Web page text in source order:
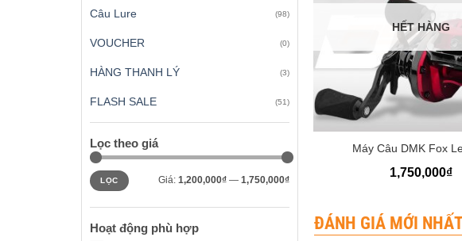
Câu Lure (98)
VOUCHER (0)
HÀNG THANH LÝ (3)
FLASH SALE (51)
Lọc theo giá
Giá
tối
thiểu
Giá
tối
đa
LỌC Giá: 1,200,000₫— 1,750,000₫
Hoạt động phù hợp
+
HẾT HÀNG
Máy Câu DMK Fox
1,750,000₫
ĐÁNH GIÁ MỚI